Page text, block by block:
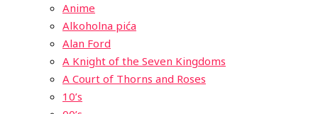
Anime
Alkoholna pića
Alan Ford
A Knight of the Seven Kingdoms
A Court of Thorns and Roses
10’s